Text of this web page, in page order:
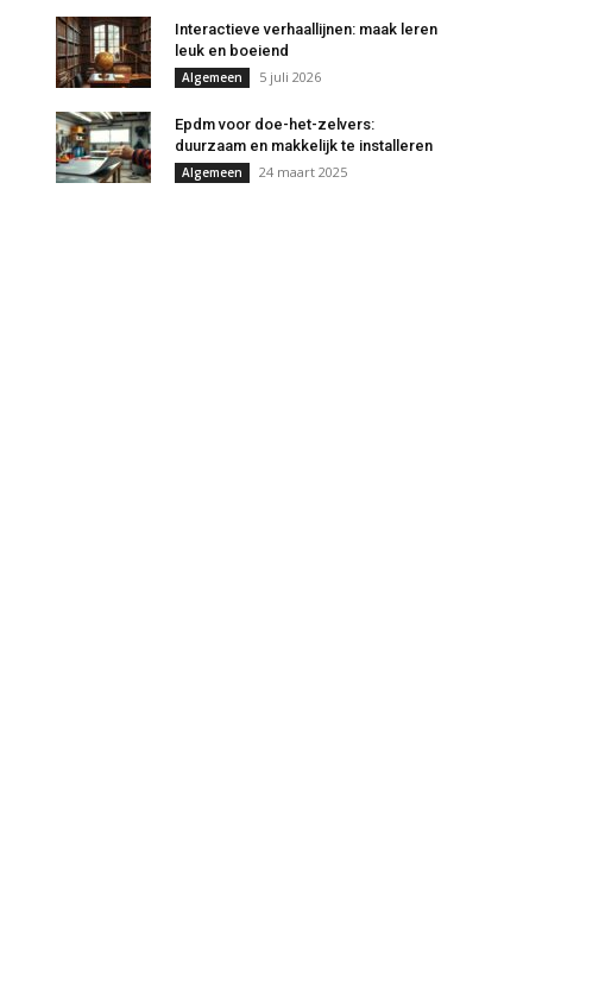
Interactieve verhaallijnen: maak leren
leuk en boeiend
Algemeen 5 juli 2026
Epdm voor doe-het-zelvers:
duurzaam en makkelijk te installeren
Algemeen 24 maart 2025